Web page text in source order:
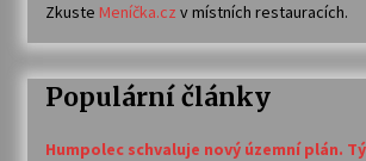
Zkuste Meníčka.cz v místních restauracích.
Populární články
Humpolec schvaluje nový územní plán.